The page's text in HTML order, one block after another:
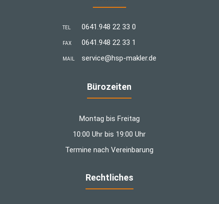
TEL 0641.948 22 33 0
FAX 0641.948 22 33 1
MAIL ­service@hsp-makler.de
Bürozeiten
Montag bis Freitag
10:00 Uhr bis 19:00 Uhr
Termine nach Vereinbarung
Rechtliches